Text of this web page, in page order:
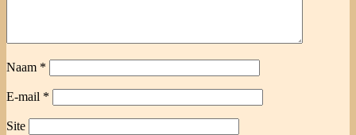
Naam *
E-mail *
Site